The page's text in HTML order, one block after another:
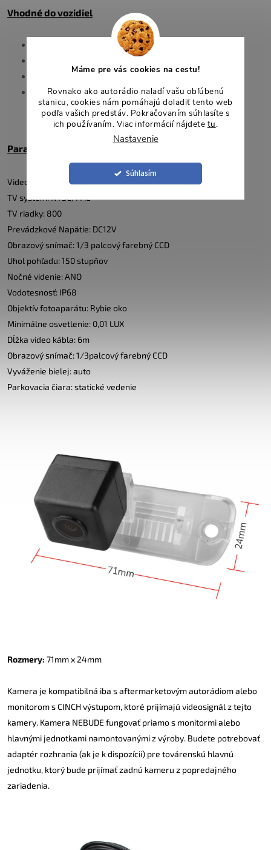
Máme pre vás cookies na cestu!
Rovnako ako autorádio naladí vašu obľúbenú
stanicu, cookies nám pomáhajú doladiť tento web
podľa vašich predstáv. Pokračovaním súhlasíte s
ich používaním. Viac informácií nájdete tu.
Nastavenie
Súhlasím
Vhodné do vozidiel
Mercedes GL-Class [X164] (2007-2015)
Mercedes ML-Class [W164] (2007-2015)
Mercedes R-Class [V251] (2006-2012)
Parametre
Video pixel: CVBS
TV systém: NTSC/PAL
TV riadky: 800
Prevádzkové Napätie: DC12V
Obrazový snímač: 1/3 palcový farebný CCD
Uhol pohľadu: 150 stupňov
Nočné videnie: ANO
Vodotesnosť: IP68
Objektív fotoaparátu: Rybie oko
Minimálne osvetlenie: 0,01 LUX
Dĺžka video kábla: 6m
Obrazový snímač: 1/3palcový farebný CCD
Vyváženie bielej: auto
Parkovacia čiara: statické vedenie
Rozmery: 71mm x 24mm
Kamera je kompatibilná iba s aftermarketovým autorádiom alebo
monitorom s CINCH výstupom, ktoré prijímajú videosignál z tejto
kamery. Kamera NEBUDE fungovať priamo s monitormi alebo
hlavnými jednotkami namontovanými z výroby. Budete potrebovať
adaptér rozhrania (ak je k dispozícii) pre továrenskú hlavnú
jednotku, ktorý bude prijímať zadnú kameru z popredajného
zariadenia.